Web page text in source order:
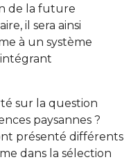
de la future
il sera ainsi
à un système
sur la question
paysannes ?
présenté différents
dans la sélection